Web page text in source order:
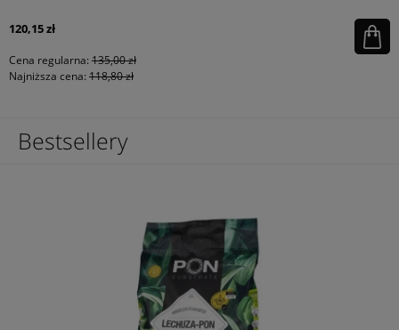
120,15 zł
Cena regularna: 135,00 zł
Najniższa cena: 118,80 zł
Bestsellery